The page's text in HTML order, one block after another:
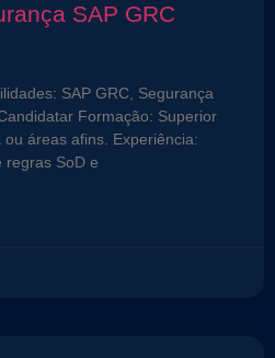
SAP GRC
SAP GRC, Segurança
Formação: Superior
áreas afins. Experiência:
regras SoD e